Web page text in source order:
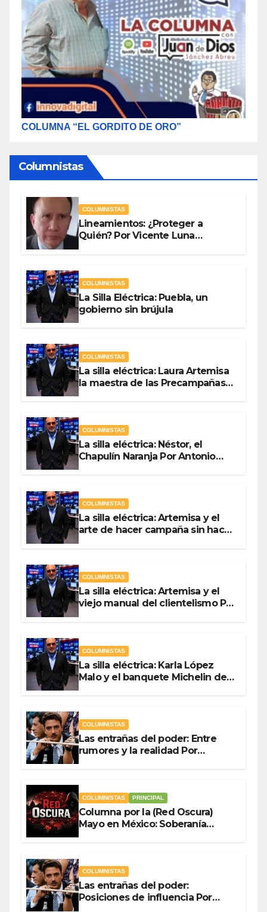
COLUMNA “EL GORDITO DE ORO”
Columnistas
COLUMNISTAS
Lineamientos: ¿Proteger a
Quién? Por Vicente Luna
COLUMNISTAS
La Silla Eléctrica: Puebla, un
gobierno sin brújula
COLUMNISTAS
La silla eléctrica: Laura Artemisa
la maestra de las Precampañas
COLUMNISTAS
La silla eléctrica: Néstor, el
Chapulín Naranja Por Antonio
COLUMNISTAS
La silla eléctrica: Artemisa y el
arte de hacer campaña sin hacer
COLUMNISTAS
La silla eléctrica: Artemisa y el
viejo manual del clientelismo Por
COLUMNISTAS
La silla eléctrica: Karla López
Malo y el banquete Michelin del
COLUMNISTAS
Las entrañas del poder: Entre
rumores y la realidad Por
COLUMNISTAS PRINCIPAL
Columna por la (Red Oscura)
Mayo en México: Soberanía
COLUMNISTAS
Las entrañas del poder:
Posiciones de influencia Por